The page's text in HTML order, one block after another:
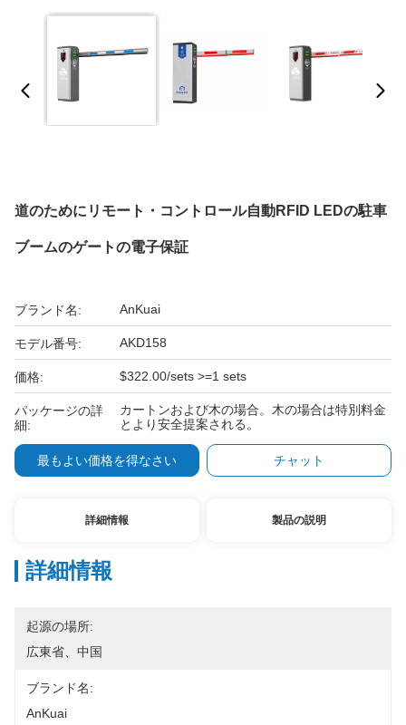
道のためにリモート・コントロール自動RFID LEDの駐車
ブームのゲートの電子保証
ブランド名: AnKuai
モデル番号: AKD158
価格: $322.00/sets >=1 sets
パッケージの詳
細:
カートンおよび木の場合。木の場合は特別料金
とより安全提案される。
最もよい価格を得なさい チャット
詳細情報 製品の説明
詳細情報
起源の場所:
広東省、中国
ブランド名:
AnKuai